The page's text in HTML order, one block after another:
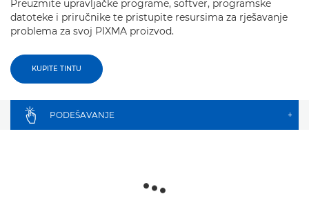
Preuzmite upravljačke programe, softver, programske
datoteke i priručnike te pristupite resursima za rješavanje
problema za svoj PIXMA proizvod.
KUPITE TINTU
PODEŠAVANJE +